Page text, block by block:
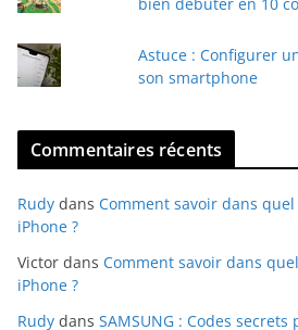
Astuce : Configurer
son smartphone
Commentaires récents
Rudy dans Comment savoir dans
iPhone ?
Victor dans Comment savoir dans
iPhone ?
Rudy dans SAMSUNG : Codes